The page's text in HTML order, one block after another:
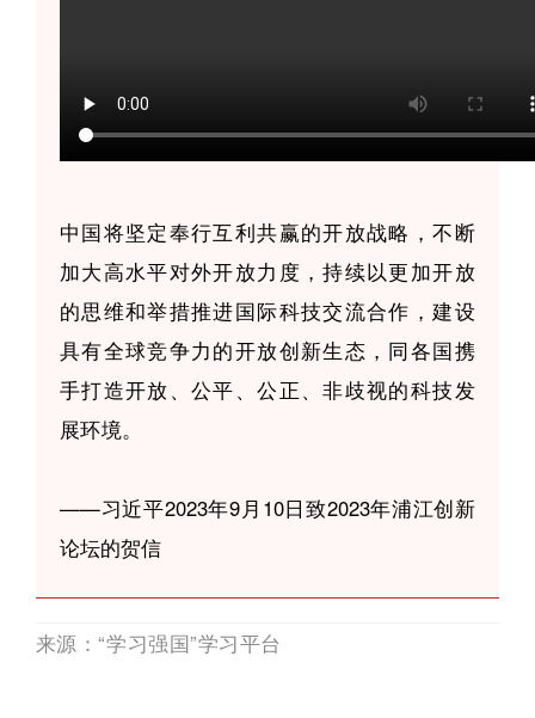
中国将坚定奉行互利共赢的开放战略，不断
加大高水平对外开放力度，持续以更加开放
的思维和举措推进国际科技交流合作，建设
具有全球竞争力的开放创新生态，同各国携
手打造开放、公平、公正、非歧视的科技发
展环境。
——习近平2023年9月10日致2023年浦江创新
论坛的贺信
来源：“学习强国”学习平台